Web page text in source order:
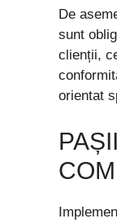
De
sunt
clienții,
orientat